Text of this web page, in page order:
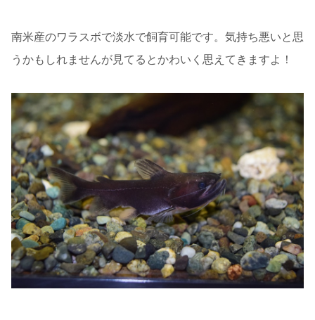
南米産のワラスボで淡水で飼育可能です。気持ち悪いと思
うかもしれませんが見てるとかわいく思えてきますよ！